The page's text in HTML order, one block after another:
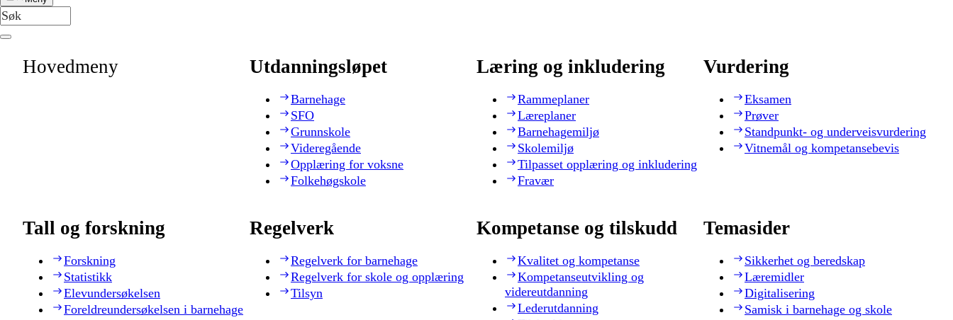
Hovedmeny Utdanningsløpet
Barnehage
SFO
Grunnskole
Videregående
Opplæring for voksne
Folkehøgskole
Læring og inkludering
Rammeplaner
Læreplaner
Barnehagemiljø
Skolemiljø
Tilpasset opplæring og inkludering
Fravær
Vurdering
Eksamen
Prøver
Standpunkt- og underveisvurdering
Vitnemål og kompetansebevis
Tall og forskning
Forskning
Statistikk
Elevundersøkelsen
Foreldreundersøkelsen i barnehage
Regelverk
Regelverk for barnehage
Regelverk for skole og opplæring
Tilsyn
Kompetanse og tilskudd
Kvalitet og kompetanse
Kompetanseutvikling og
videreutdanning
Lederutdanning
Temasider
Sikkerhet og beredskap
Læremidler
Digitalisering
Samisk i barnehage og skole